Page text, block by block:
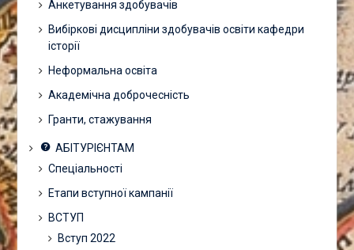
Анкетування здобувачів
Вибіркові дисципліни здобувачів освіти кафедри
історії
Неформальна освіта
Академічна доброчесність
Гранти, стажування
АБІТУРІЄНТАМ
Спеціальності
Етапи вступної кампанії
ВСТУП
Вступ 2022